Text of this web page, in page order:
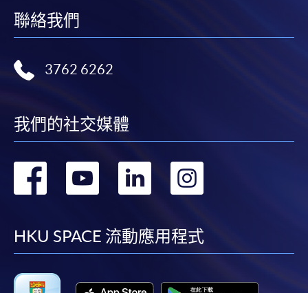
在網上報名過程中，付款成功後，網頁將顯示付款
確認。另外，確認電子郵件亦會發送到 閣下的電
除特殊情況(例如課程因報名人數不足而被取消)及
取錄的證明。學院將在截止報名日期後儘快通知申
請者是否獲取錄。落選的申請人將獲退還已繳交的
學費。
免責聲明
本學院會力求在有關網頁上刊載的資訊正確和合時，但本學院
聯絡我們
3762 6262
我們的社交媒體
轉
facebook
轉
youtube
轉
linkedin
HKU SPACE 流動應用程式